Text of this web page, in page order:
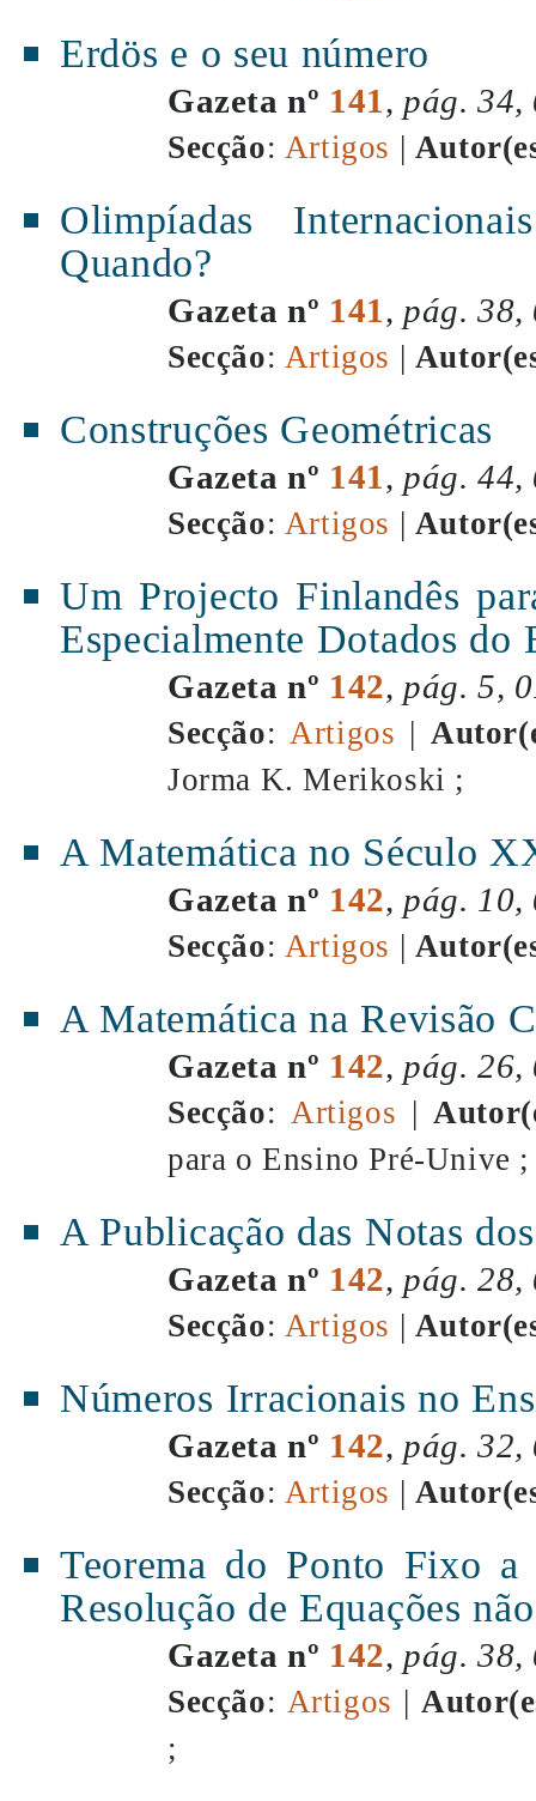
Erdös e o seu número
Gazeta nº 141, pág. 34,
Secção: Artigos |
Olimpíadas
Quando?
Gazeta nº 141, pág. 38,
Secção: Artigos |
Construções Geométricas
Gazeta nº 141, pág. 44,
Secção: Artigos |
Um Projecto Finlandês
Especialmente Dotados do
Gazeta nº 142, pág. 5,
Secção: Artigos |
Jorma K. Merikoski ;
A Matemática no Século
Gazeta nº 142, pág. 10,
Secção: Artigos |
A Matemática na Revisão
Gazeta nº 142, pág. 26,
Secção: Artigos |
para o Ensino Pré-Unive ;
A Publicação das Notas
Gazeta nº 142, pág. 28,
Secção: Artigos |
Números Irracionais no
Gazeta nº 142, pág. 32,
Secção: Artigos |
Teorema do Ponto Fixo
Resolução de Equações
Gazeta nº 142, pág. 38,
Secção: Artigos |
;